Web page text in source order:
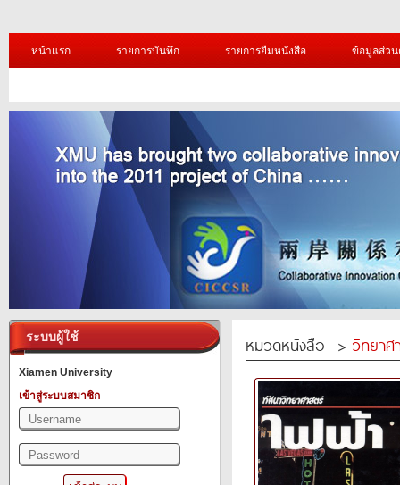
หน้าแรก รายการบันทึก รายการยืมหนังสือ ข้อมูลส่ว
ระบบผู้ใช้
Xiamen University
เข้าสู่ระบบสมาชิก
หมวดหนังสือ -> วิทยาศ